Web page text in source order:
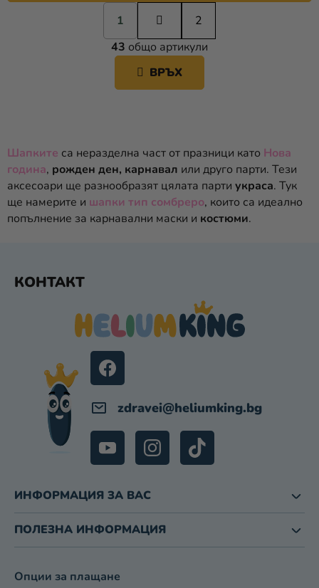
К
О
Н
Т
И
Е
Л
Е
М
А
И
Я
В
А
Н
П
а
г
и
а
ц
1
2
43 общо артикули
ВРЪХ
Шапките са неразделна част от празници като Нова
година, рожден ден, карнавал или друго парти. Тези
аксесоари ще разнообразят цялата парти украса. Тук
ще намерите и шапки тип сомбреро, които са идеално
попълнение за карнавални маски и костюми.
КОНТАКТ
zdravei@heliumking.bg
ИНФОРМАЦИЯ ЗА ВАС
ПОЛЕЗНА ИНФОРМАЦИЯ
Опции за плащане